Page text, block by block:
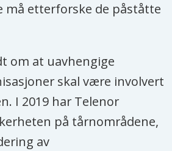
må etterforske de påståtte
om at uavhengige
skal være involvert
I 2019 har Telenor
på tårnområdene,
av